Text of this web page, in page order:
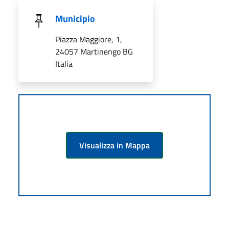
Municipio
Piazza Maggiore, 1,
24057 Martinengo BG
Italia
Visualizza in Mappa